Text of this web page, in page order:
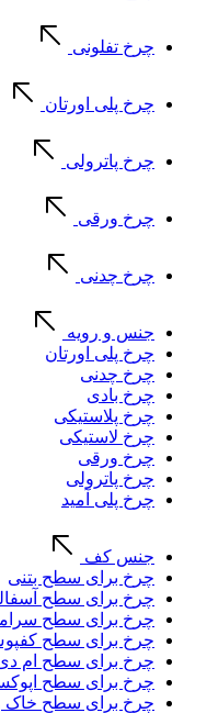
چرخ تفلونی
چرخ پلی اورتان
چرخ پاترولی
چرخ ورقی
چرخ چدنی
جنس و رویه
چرخ پلی اورتان
چرخ چدنی
چرخ بادی
چرخ پلاستیکی
چرخ لاستیکی
چرخ ورقی
چرخ پاترولی
چرخ پلی آمید
جنس کف
چرخ برای سطح بتنی
چرخ برای سطح
چرخ برای سطح
چرخ برای سطح
چرخ برای سطح ام
چرخ برای سطح
چرخ برای سطح خاک